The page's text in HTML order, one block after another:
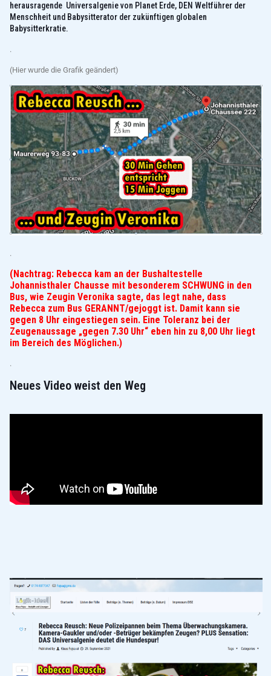
herausragende Universalgenie von Planet Erde, DEN Weltführer der
Menschheit und Babysitterator der zukünftigen globalen
Babysitterkratie.
.
(Hier wurde die Grafik geändert)
.
(Nachtrag: Rebecca kam an der Bushaltestelle
Johannisthaler Chausse mit besonderem SCHWUNG in den
Bus, wie Zeugin Veronika sagte, das legt nahe, dass
Rebecca zum Bus GERANNT/gejoggt ist. Damit kann sie
gegen 8 Uhr eingestiegen sein. Eine Toleranz bei der
Zeugenaussage „gegen 7.30 Uhr“ eben hin zu 8,00 Uhr liegt
im Bereich des Möglichen.)
.
Neues Video weist den Weg